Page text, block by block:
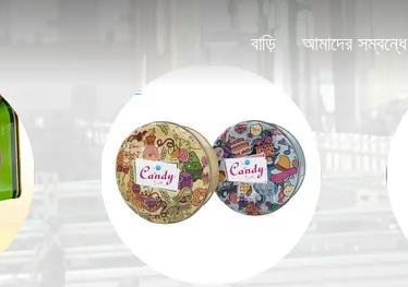
বাড়ি আমাদের সম্বন্ধে